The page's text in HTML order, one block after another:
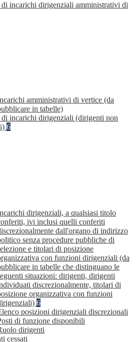
incarichi dirigenziali amministrativi di
amministrativi di vertice (da
in tabelle)
incarichi dirigenziali (dirigenti non
6
dirigenziali, a qualsiasi titolo
ivi inclusi quelli conferiti
dall'organo di indirizzo
senza procedure pubbliche di
e titolari di posizione
con funzioni dirigenziali (da
in tabelle che distinguano le
situazioni: dirigenti, dirigenti
discrezionalmente, titolari di
organizzativa con funzioni
6
posizioni dirigenziali discrezionali
di funzione disponibili
dirigenti
cessati